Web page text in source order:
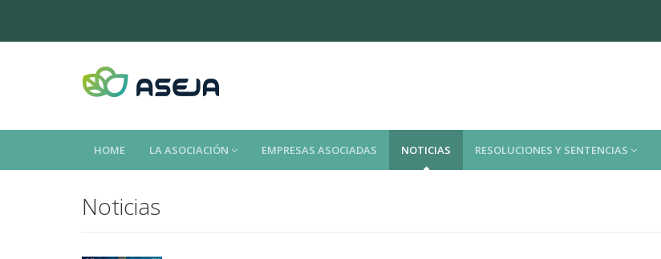
HOME LA ASOCIACIÓN EMPRESAS ASOCIADAS NOTICIAS RESOLUCIONES Y SENTENCIAS
Noticias